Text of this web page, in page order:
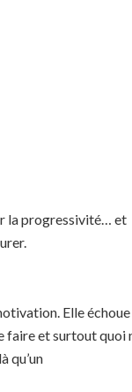
la progressivité… et
Elle
faire et surtout quoi
qu’un